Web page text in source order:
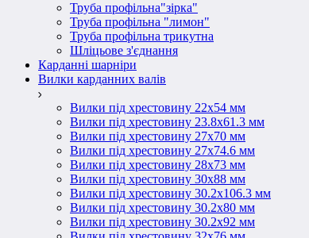
Труба профільна"зірка"
Труба профільна "лимон"
Труба профільна трикутна
Шліцьове з'єднання
Карданні шарніри
Вилки карданних валів
Вилки під хрестовину 22х54 мм
Вилки під хрестовину 23.8х61.3 мм
Вилки під хрестовину 27х70 мм
Вилки під хрестовину 27х74.6 мм
Вилки під хрестовину 28х73 мм
Вилки під хрестовину 30х88 мм
Вилки під хрестовину 30.2х106.3 мм
Вилки під хрестовину 30.2х80 мм
Вилки під хрестовину 30.2х92 мм